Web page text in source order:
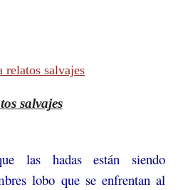
salvajes
las hadas están siendo
lobo que se enfrentan al